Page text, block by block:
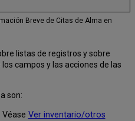
Breve de Citas de Alma en
listas de registros y sobre
campos y las acciones de las
son:
Véase Ver inventario/otros